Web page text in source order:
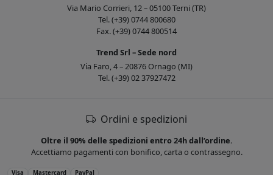
Via Mario Corrieri, 12 – 05100 Terni (TR)
Tel. (+39) 0744 800680
Fax. (+39) 0744 800514
Trend Srl – Sede nord
Via Faro, 4 – 20876 Ornago (MI)
Tel. (+39) 02 37927472
Ordini e spedizioni
Oltre il 90% delle spedizioni entro 24h dall’ordine.
Accettiamo pagamenti con bonifico, carta o contrassegno.
Visa Mastercard PayPal